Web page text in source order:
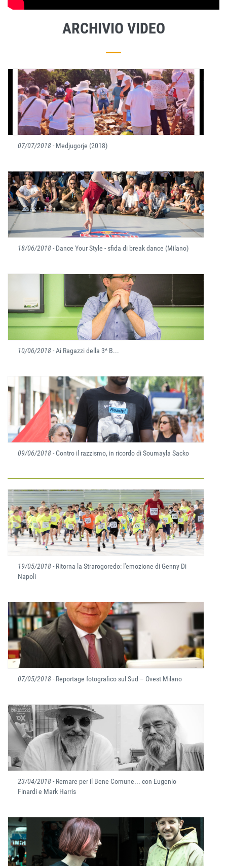
ARCHIVIO VIDEO
07/07/2018- Medjugorje (2018)
18/06/2018- Dance Your Style - sfida di break dance (Milano)
10/06/2018- Ai Ragazzi della 3^ B...
09/06/2018- Contro il razzismo, in ricordo di Soumayla Sacko
19/05/2018- Ritorna la Strarogoredo: l'emozione di Genny Di
Napoli
07/05/2018- Reportage fotografico sul Sud – Ovest Milano
23/04/2018- Remare per il Bene Comune... con Eugenio
Finardi e Mark Harris